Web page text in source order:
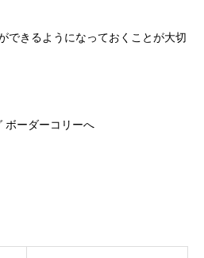
できるようになっておくことが大切